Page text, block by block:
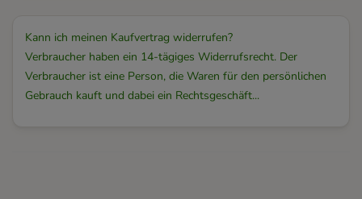
Kann ich meinen Kaufvertrag widerrufen?
Verbraucher haben ein 14-tägiges Widerrufsrecht. Der
Verbraucher ist eine Person, die Waren für den persönlichen
Gebrauch kauft und dabei ein Rechtsgeschäft...